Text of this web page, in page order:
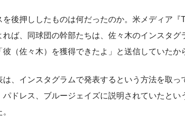
後押ししたものは何だったのか。米メディア
ば、同球団の幹部たちは、佐々木のインスタ
（佐々木）を獲得できたよ」と送信していたか
、インスタグラムで発表するという方法を取
ドレス、ブルージェイズに説明されていたと